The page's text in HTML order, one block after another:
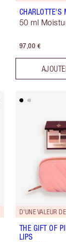
CHARLOTTE'S
50 ml
97,00 €
D'UNE VALEUR
THE GIFT OF
LIPS